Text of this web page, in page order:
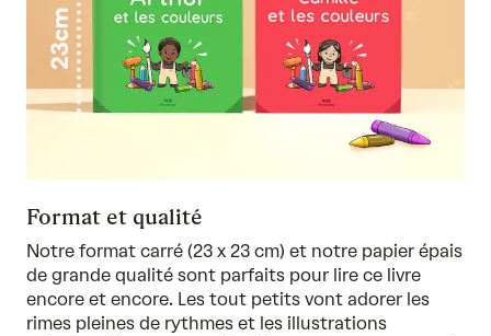
Format et qualité
Notre format carré (23 x 23 cm) et notre papier épais
de grande qualité sont parfaits pour lire ce livre
encore et encore. Les tout petits vont adorer les
rimes pleines de rythmes et les illustrations